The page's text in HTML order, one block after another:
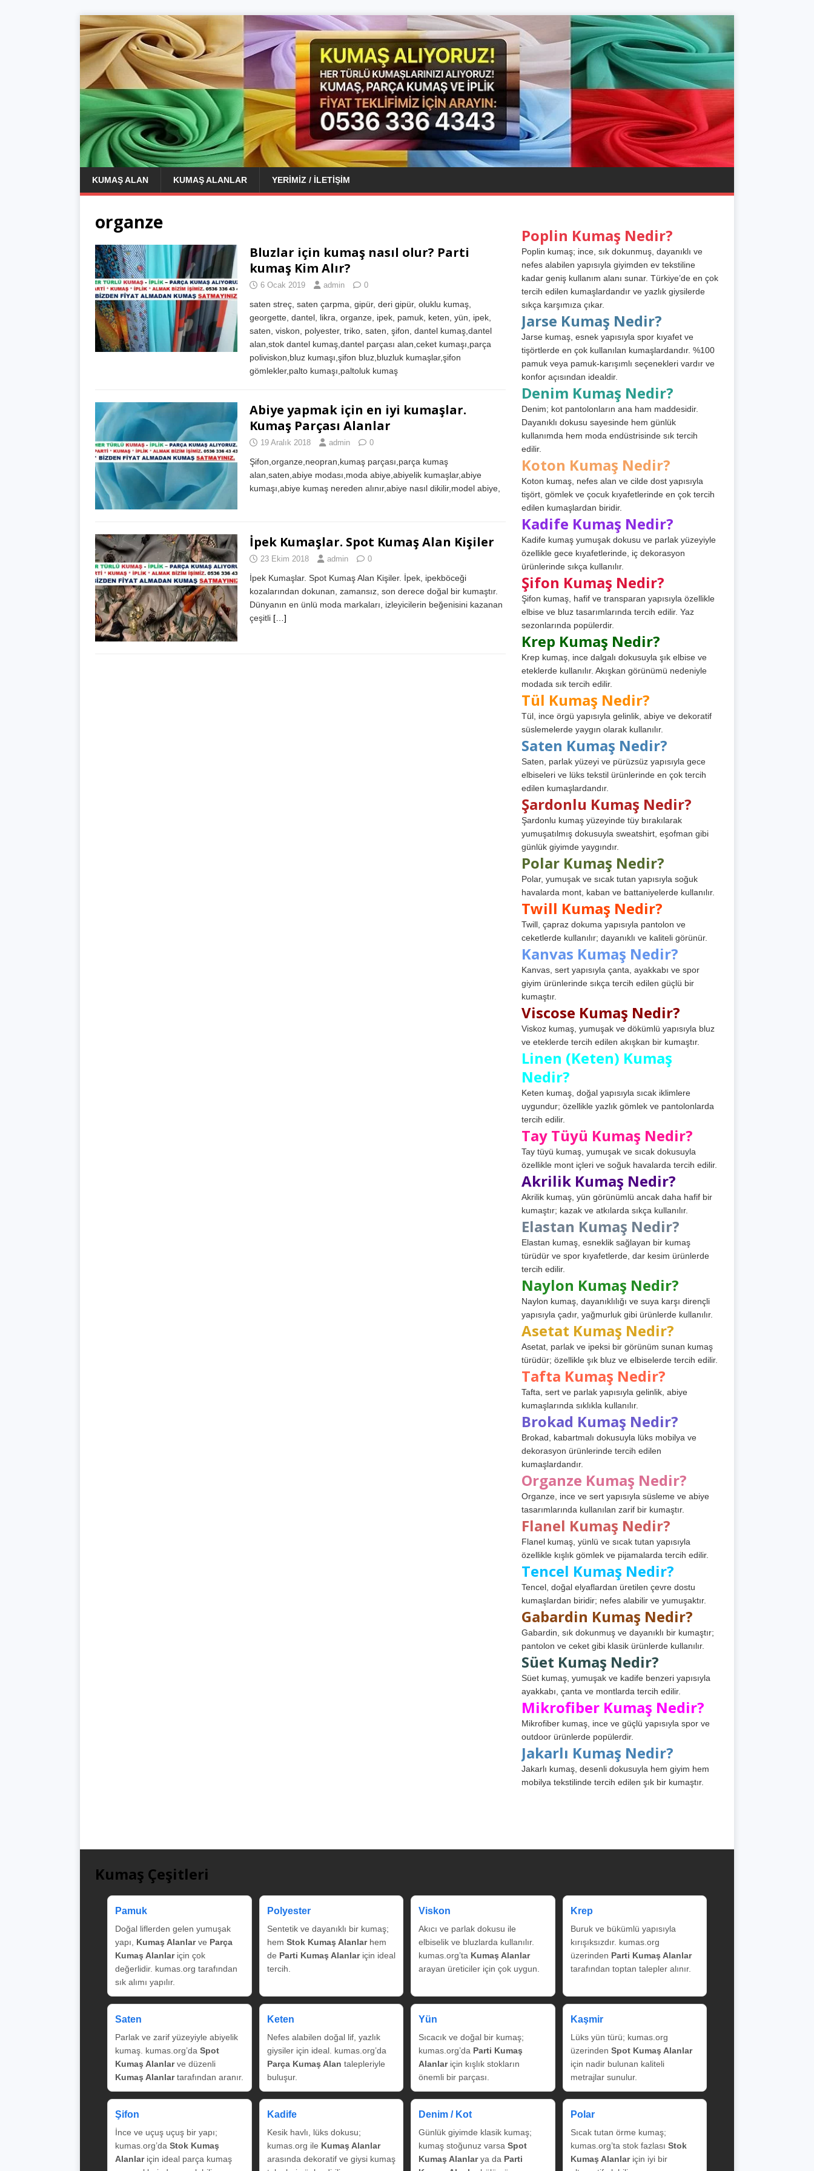
KUMAŞ ALAN KUMAŞ ALANLAR YERIMIZ / İLETIŞIM
organze
Bluzlar için kumaş nasıl olur? Parti
kumaş Kim Alır?
6 Ocak 2019 admin 0
saten streç, saten çarpma, gipür, deri gipür, oluklu kumaş,
georgette, dantel, likra, organze, ipek, pamuk, keten, yün, ipek,
saten, viskon, polyester, triko, saten, şifon, dantel kumaş,dantel
alan,stok dantel kumaş,dantel parçası alan,ceket kumaşı,parça
poliviskon,bluz kumaşı,şifon bluz,bluzluk kumaşlar,şifon
gömlekler,palto kumaşı,paltoluk kumaş
Abiye yapmak için en iyi kumaşlar.
Kumaş Parçası Alanlar
19 Aralık 2018 admin 0
Şifon,organze,neopran,kumaş parçası,parça kumaş
alan,saten,abiye modası,moda abiye,abiyelik kumaşlar,abiye
kumaşı,abiye kumaş nereden alınır,abiye nasıl dikilir,model abiye,
İpek Kumaşlar. Spot Kumaş Alan Kişiler
23 Ekim 2018 admin 0
İpek Kumaşlar. Spot Kumaş Alan Kişiler. İpek, ipekböceği
kozalarından dokunan, zamansız, son derece doğal bir kumaştır.
Dünyanın en ünlü moda markaları, izleyicilerin beğenisini kazanan
çeşitli […]
Poplin Kumaş Nedir?
Poplin kumaş; ince, sık dokunmuş, dayanıklı ve
nefes alabilen yapısıyla giyimden ev tekstiline
kadar geniş kullanım alanı sunar. Türkiye’de en çok
tercih edilen kumaşlardandır ve yazlık giysilerde
sıkça karşımıza çıkar.
Jarse Kumaş Nedir?
Jarse kumaş, esnek yapısıyla spor kıyafet ve
tişörtlerde en çok kullanılan kumaşlardandır. %100
pamuk veya pamuk-karışımlı seçenekleri vardır ve
konfor açısından idealdir.
Denim Kumaş Nedir?
Denim; kot pantolonların ana ham maddesidir.
Dayanıklı dokusu sayesinde hem günlük
kullanımda hem moda endüstrisinde sık tercih
edilir.
Koton Kumaş Nedir?
Koton kumaş, nefes alan ve cilde dost yapısıyla
tişört, gömlek ve çocuk kıyafetlerinde en çok tercih
edilen kumaşlardan biridir.
Kadife Kumaş Nedir?
Kadife kumaş yumuşak dokusu ve parlak yüzeyiyle
özellikle gece kıyafetlerinde, iç dekorasyon
ürünlerinde sıkça kullanılır.
Şifon Kumaş Nedir?
Şifon kumaş, hafif ve transparan yapısıyla özellikle
elbise ve bluz tasarımlarında tercih edilir. Yaz
sezonlarında popülerdir.
Krep Kumaş Nedir?
Krep kumaş, ince dalgalı dokusuyla şık elbise ve
eteklerde kullanılır. Akışkan görünümü nedeniyle
modada sık tercih edilir.
Tül Kumaş Nedir?
Tül, ince örgü yapısıyla gelinlik, abiye ve dekoratif
süslemelerde yaygın olarak kullanılır.
Saten Kumaş Nedir?
Saten, parlak yüzeyi ve pürüzsüz yapısıyla gece
elbiseleri ve lüks tekstil ürünlerinde en çok tercih
edilen kumaşlardandır.
Şardonlu Kumaş Nedir?
Şardonlu kumaş yüzeyinde tüy bırakılarak
yumuşatılmış dokusuyla sweatshirt, eşofman gibi
günlük giyimde yaygındır.
Polar Kumaş Nedir?
Polar, yumuşak ve sıcak tutan yapısıyla soğuk
havalarda mont, kaban ve battaniyelerde kullanılır.
Twill Kumaş Nedir?
Twill, çapraz dokuma yapısıyla pantolon ve
ceketlerde kullanılır; dayanıklı ve kaliteli görünür.
Kanvas Kumaş Nedir?
Kanvas, sert yapısıyla çanta, ayakkabı ve spor
giyim ürünlerinde sıkça tercih edilen güçlü bir
kumaştır.
Viscose Kumaş Nedir?
Viskoz kumaş, yumuşak ve dökümlü yapısıyla bluz
ve eteklerde tercih edilen akışkan bir kumaştır.
Linen (Keten) Kumaş
Nedir?
Keten kumaş, doğal yapısıyla sıcak iklimlere
uygundur; özellikle yazlık gömlek ve pantolonlarda
tercih edilir.
Tay Tüyü Kumaş Nedir?
Tay tüyü kumaş, yumuşak ve sıcak dokusuyla
özellikle mont içleri ve soğuk havalarda tercih edilir.
Akrilik Kumaş Nedir?
Akrilik kumaş, yün görünümlü ancak daha hafif bir
kumaştır; kazak ve atkılarda sıkça kullanılır.
Elastan Kumaş Nedir?
Elastan kumaş, esneklik sağlayan bir kumaş
türüdür ve spor kıyafetlerde, dar kesim ürünlerde
tercih edilir.
Naylon Kumaş Nedir?
Naylon kumaş, dayanıklılığı ve suya karşı dirençli
yapısıyla çadır, yağmurluk gibi ürünlerde kullanılır.
Asetat Kumaş Nedir?
Asetat, parlak ve ipeksi bir görünüm sunan kumaş
türüdür; özellikle şık bluz ve elbiselerde tercih edilir.
Tafta Kumaş Nedir?
Tafta, sert ve parlak yapısıyla gelinlik, abiye
kumaşlarında sıklıkla kullanılır.
Brokad Kumaş Nedir?
Brokad, kabartmalı dokusuyla lüks mobilya ve
dekorasyon ürünlerinde tercih edilen
kumaşlardandır.
Organze Kumaş Nedir?
Organze, ince ve sert yapısıyla süsleme ve abiye
tasarımlarında kullanılan zarif bir kumaştır.
Flanel Kumaş Nedir?
Flanel kumaş, yünlü ve sıcak tutan yapısıyla
özellikle kışlık gömlek ve pijamalarda tercih edilir.
Tencel Kumaş Nedir?
Tencel, doğal elyaflardan üretilen çevre dostu
kumaşlardan biridir; nefes alabilir ve yumuşaktır.
Gabardin Kumaş Nedir?
Gabardin, sık dokunmuş ve dayanıklı bir kumaştır;
pantolon ve ceket gibi klasik ürünlerde kullanılır.
Süet Kumaş Nedir?
Süet kumaş, yumuşak ve kadife benzeri yapısıyla
ayakkabı, çanta ve montlarda tercih edilir.
Mikrofiber Kumaş Nedir?
Mikrofiber kumaş, ince ve güçlü yapısıyla spor ve
outdoor ürünlerde popülerdir.
Jakarlı Kumaş Nedir?
Jakarlı kumaş, desenli dokusuyla hem giyim hem
mobilya tekstilinde tercih edilen şık bir kumaştır.
Kumaş Çeşitleri
Pamuk
Doğal liflerden gelen yumuşak
yapı, Kumaş Alanlarve Parça
Kumaş Alanlariçin çok
değerlidir. kumas.org tarafından
sık alımı yapılır.
Polyester
Sentetik ve dayanıklı bir kumaş;
hem Stok Kumaş Alanlarhem
de Parti Kumaş Alanlariçin ideal
tercih.
Viskon
Akıcı ve parlak dokusu ile
elbiselik ve bluzlarda kullanılır.
kumas.org’ta Kumaş Alanlar
arayan üreticiler için çok uygun.
Krep
Buruk ve bükümlü yapısıyla
kırışıksızdır. kumas.org
üzerinden Parti Kumaş Alanlar
tarafından toptan talepler alınır.
Saten
Parlak ve zarif yüzeyiyle abiyelik
kumaş. kumas.org’da Spot
Kumaş Alanlarve düzenli
Kumaş Alanlartarafından aranır.
Keten
Nefes alabilen doğal lif, yazlık
giysiler için ideal. kumas.org’da
Parça Kumaş Alan talepleriyle
buluşur.
Yün
Sıcacık ve doğal bir kumaş;
kumas.org’da Parti Kumaş
Alanlariçin kışlık stokların
önemli bir parçası.
Kaşmir
Lüks yün türü; kumas.org
üzerinden Spot Kumaş Alanlar
için nadir bulunan kaliteli
metrajlar sunulur.
Şifon
İnce ve uçuş uçuş bir yapı;
kumas.org’da Stok Kumaş
Alanlariçin ideal parça kumaş
Kadife
Kesik havlı, lüks dokusu;
kumas.org ile Kumaş Alanlar
arasında dekoratif ve giysi kumaş
Denim / Kot
Günlük giyimde klasik kumaş;
kumaş stoğunuz varsa Spot
Kumaş Alanlarya da Parti
Polar
Sıcak tutan örme kumaş;
kumas.org’ta stok fazlası Stok
Kumaş Alanlariçin iyi bir